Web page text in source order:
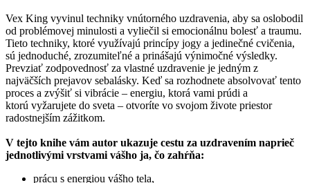
Vex King vyvinul techniky vnútorného uzdravenia, aby sa oslobodil
od problémovej minulosti a vyliečil si emocionálnu bolesť a traumu.
Tieto techniky, ktoré využívajú princípy jogy a jedinečné cvičenia,
sú jednoduché, zrozumiteľné a prinášajú výnimočné výsledky.
Prevziať zodpovednosť za vlastné uzdravenie je jedným z
najväčších prejavov sebalásky. Keď sa rozhodnete absolvovať tento
proces a zvýšiť si vibrácie – energiu, ktorá vami prúdi a
ktorú vyžarujete do sveta – otvoríte vo svojom živote priestor
radostnejším zážitkom.
V tejto knihe vám autor ukazuje cestu za uzdravením naprieč
jednotlivými vrstvami vášho ja, čo zahŕňa:
prácu s energiou vášho tela,